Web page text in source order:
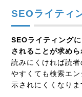
SEOライティ
SEOライティング
されることが求めら
読みにくければ読
やすくても検索エ
示されにくくなりま